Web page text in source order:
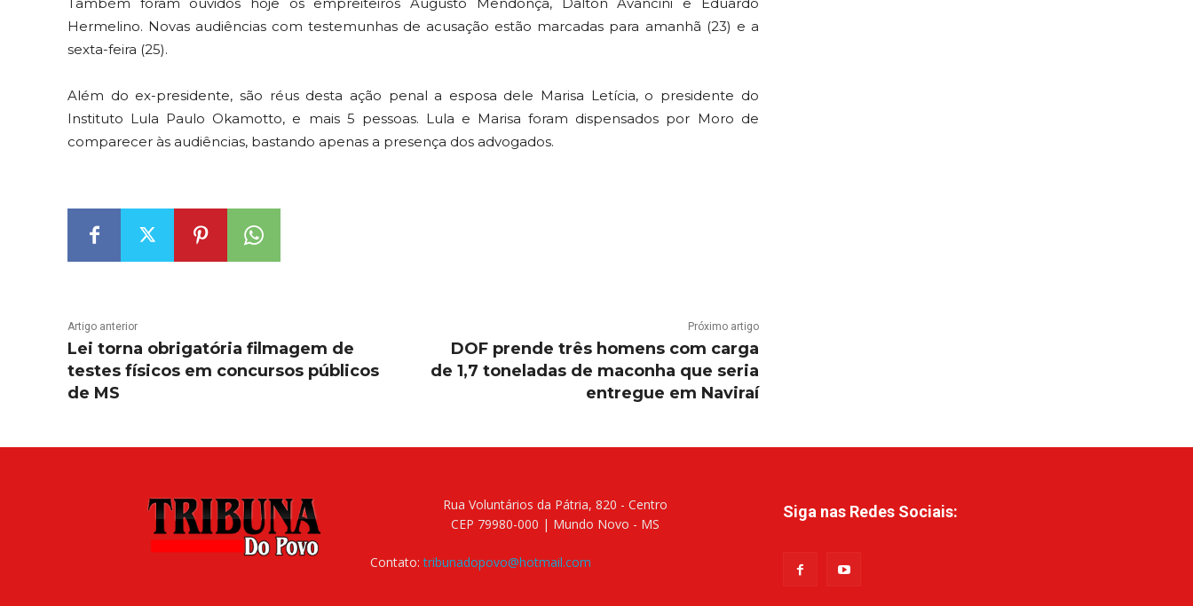
Hermelino. Novas audiências com testemunhas de acusação estão marcadas para amanhã (23) e a
sexta-feira (25).
Além do ex-presidente, são réus desta ação penal a esposa dele Marisa Letícia, o presidente do
Instituto Lula Paulo Okamotto, e mais 5 pessoas. Lula e Marisa foram dispensados por Moro de
comparecer às audiências, bastando apenas a presença dos advogados.
Artigo anterior
Lei torna obrigatória filmagem de
testes físicos em concursos públicos
de MS
Próximo artigo
DOF prende três homens com carga
de 1,7 toneladas de maconha que seria
entregue em Naviraí
Rua Voluntários da Pátria, 820 - Centro
CEP 79980-000 | Mundo Novo - MS
Contato:tribunadopovo@hotmail.com
Siga nas Redes Sociais: